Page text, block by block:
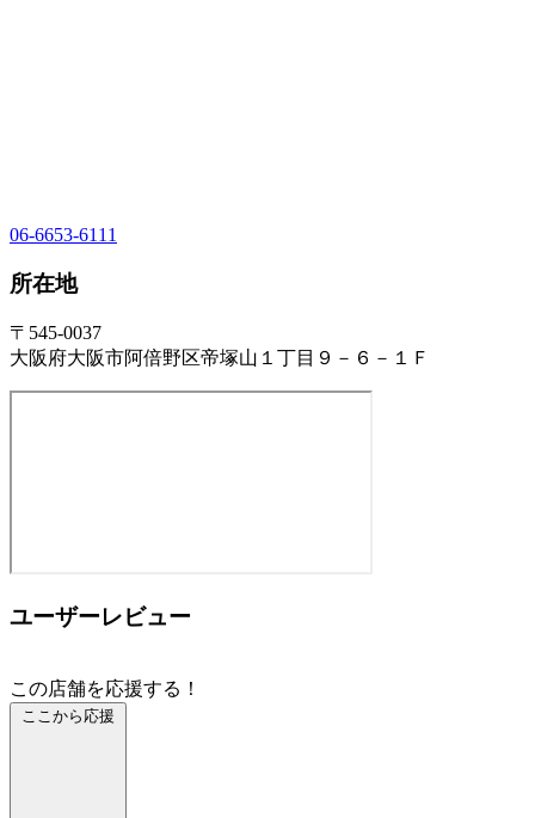
06-6653-6111
所在地
〒545-0037
大阪府大阪市阿倍野区帝塚山１丁目９－６－１Ｆ
ユーザーレビュー
この店舗を応援する！
ここから応援